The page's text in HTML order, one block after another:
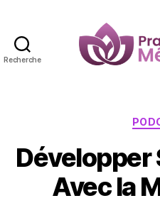
Recherche
Développer
Avec la